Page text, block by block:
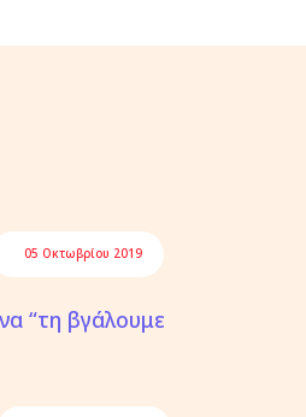
05 Οκτωβρίου 2019
“τη βγάλουμε